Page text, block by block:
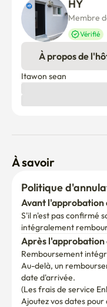
Membre
Vérifié
À propos de
Itawon sean
À savoir
Politique
Avant l'approbation
S'il n'est pas confirmé
intégralement
Après l'approbation
Remboursement
Au-delà, un
date d'arrivée.
(Les frais de service
Ajoutez vos dates